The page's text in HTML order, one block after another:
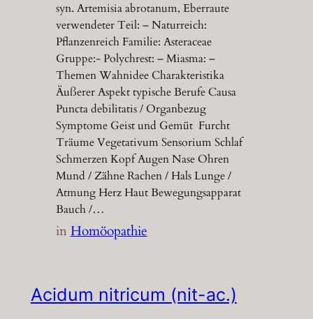
syn. Artemisia abrotanum, Eberraute
verwendeter Teil: – Naturreich:
Pflanzenreich Familie: Asteraceae
Gruppe:- Polychrest: – Miasma: –
Themen Wahnidee Charakteristika
Äußerer Aspekt typische Berufe Causa
Puncta debilitatis / Organbezug
Symptome Geist und Gemüt Furcht
Träume Vegetativum Sensorium Schlaf
Schmerzen Kopf Augen Nase Ohren
Mund / Zähne Rachen / Hals Lunge /
Atmung Herz Haut Bewegungsapparat
Bauch /…
inHomöopathie
Acidum nitricum (nit-ac.)